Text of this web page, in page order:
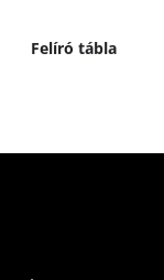
Felíró tábla